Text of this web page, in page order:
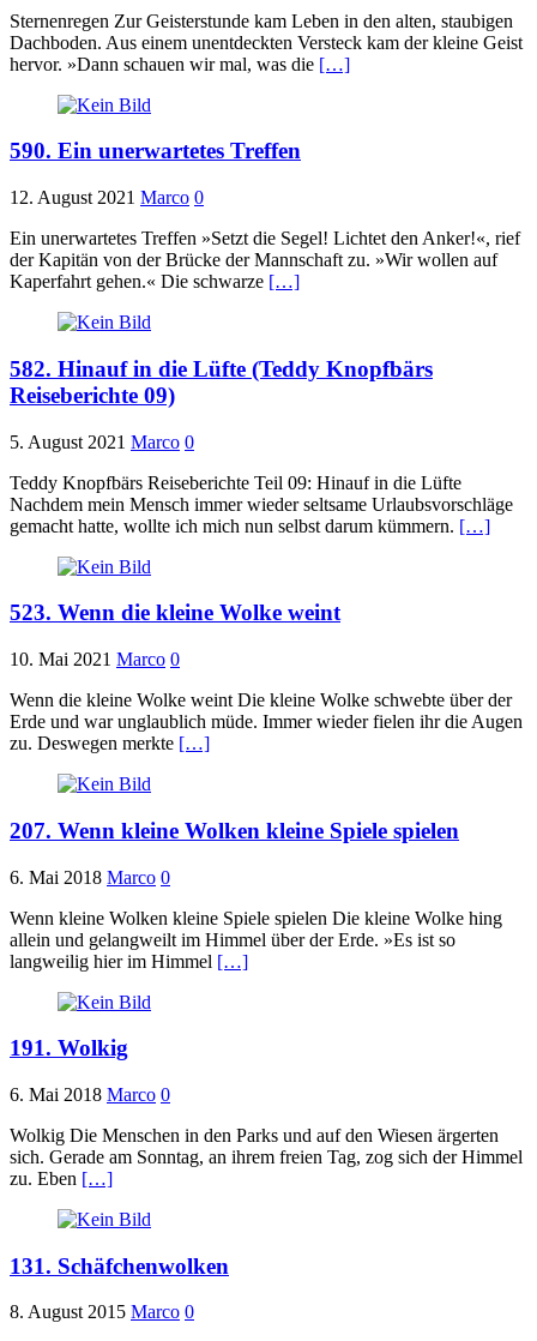
Sternenregen Zur Geisterstunde kam Leben in den alten, staubigen
Dachboden. Aus einem unentdeckten Versteck kam der kleine Geist
hervor. »Dann schauen wir mal, was die […]
590. Ein unerwartetes Treffen
12. August 2021 Marco 0
Ein unerwartetes Treffen »Setzt die Segel! Lichtet den Anker!«, rief
der Kapitän von der Brücke der Mannschaft zu. »Wir wollen auf
Kaperfahrt gehen.« Die schwarze […]
582. Hinauf in die Lüfte (Teddy Knopfbärs
Reiseberichte 09)
5. August 2021 Marco 0
Teddy Knopfbärs Reiseberichte Teil 09: Hinauf in die Lüfte
Nachdem mein Mensch immer wieder seltsame Urlaubsvorschläge
gemacht hatte, wollte ich mich nun selbst darum kümmern. […]
523. Wenn die kleine Wolke weint
10. Mai 2021 Marco 0
Wenn die kleine Wolke weint Die kleine Wolke schwebte über der
Erde und war unglaublich müde. Immer wieder fielen ihr die Augen
zu. Deswegen merkte […]
207. Wenn kleine Wolken kleine Spiele spielen
6. Mai 2018 Marco 0
Wenn kleine Wolken kleine Spiele spielen Die kleine Wolke hing
allein und gelangweilt im Himmel über der Erde. »Es ist so
langweilig hier im Himmel […]
191. Wolkig
6. Mai 2018 Marco 0
Wolkig Die Menschen in den Parks und auf den Wiesen ärgerten
sich. Gerade am Sonntag, an ihrem freien Tag, zog sich der Himmel
zu. Eben […]
131. Schäfchenwolken
8. August 2015 Marco 0